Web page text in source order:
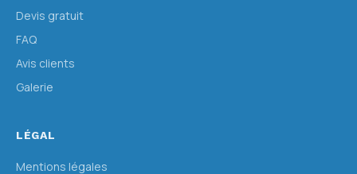
Devis gratuit
FAQ
Avis clients
Galerie
LÉGAL
Mentions légales